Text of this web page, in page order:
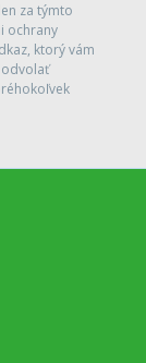
za týmto
ochrany
ktorý vám
odvolať